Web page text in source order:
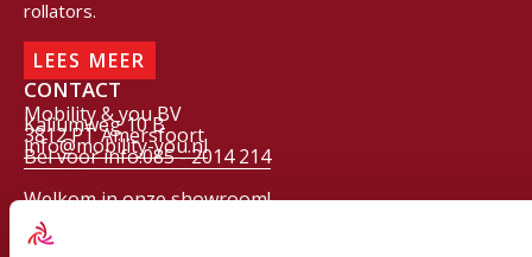
rollators.
LEES MEER
CONTACT
Mobility & you BV
Kaliumweg 10 B
3812 PT Amersfoort
info@mobility-you.nl
Bel voor info:085 - 2014 214
Welkom in onze showroom!
BESTELLEN & VERZENDEN
Bestellen van producten